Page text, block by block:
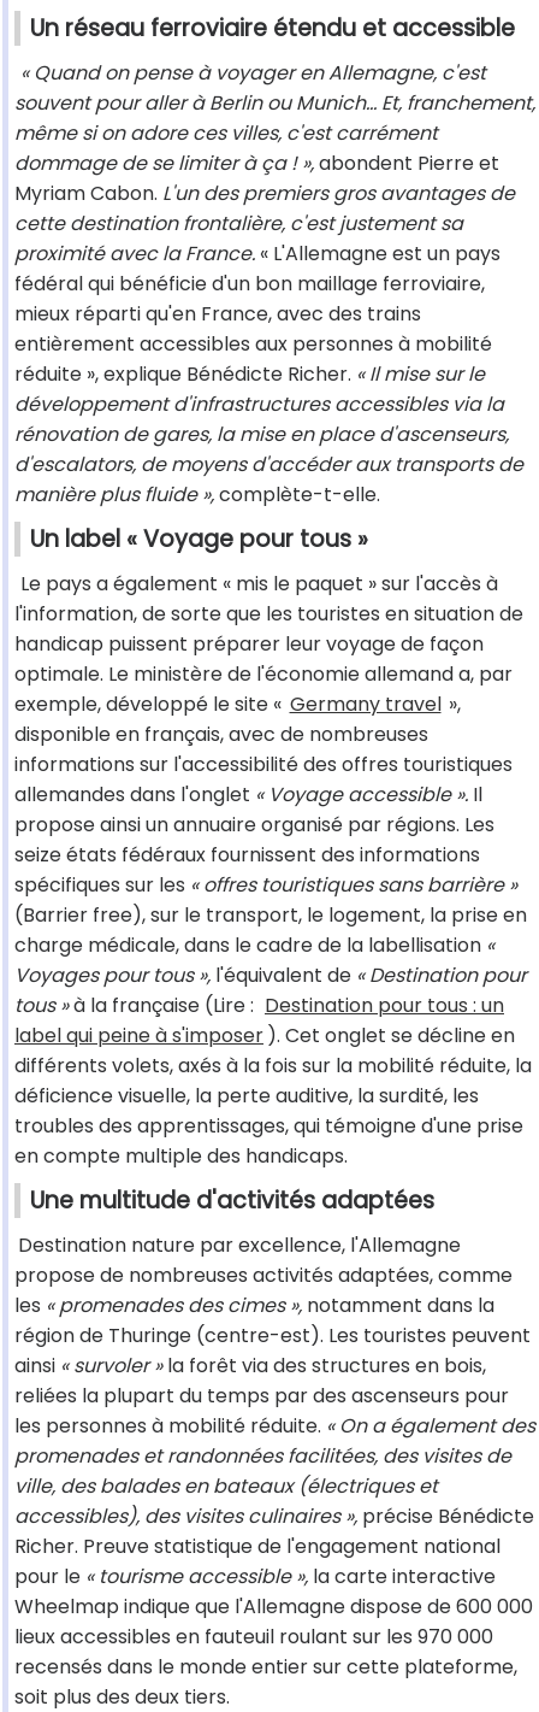
Un réseau ferroviaire étendu et accessible
« Quand on pense à voyager en Allemagne, c'est
souvent pour aller à Berlin ou Munich… Et, franchement,
même si on adore ces villes, c'est carrément
dommage de se limiter à ça ! »,abondent Pierre et
Myriam Cabon. L'un des premiers gros avantages de
cette destination frontalière, c'est justement sa
proximité avec la France. « L'Allemagne est un pays
fédéral qui bénéficie d'un bon maillage ferroviaire,
mieux réparti qu'en France, avec des trains
entièrement accessibles aux personnes à mobilité
réduite », explique Bénédicte Richer. « Il mise sur le
développement d'infrastructures accessibles via la
rénovation de gares, la mise en place d'ascenseurs,
d'escalators, de moyens d'accéder aux transports de
manière plus fluide »,complète-t-elle.
Un label « Voyage pour tous »
Le pays a également « mis le paquet » sur l'accès à
l'information, de sorte que les touristes en situation de
handicap puissent préparer leur voyage de façon
optimale. Le ministère de l'économie allemand a, par
exemple, développé le site « Germany travel »,
disponible en français, avec de nombreuses
informations sur l'accessibilité des offres touristiques
allemandes dans l'onglet « Voyage accessible ». Il
propose ainsi un annuaire organisé par régions. Les
seize états fédéraux fournissent des informations
spécifiques sur les « offres touristiques sans barrière »
(Barrier free), sur le transport, le logement, la prise en
charge médicale, dans le cadre de la labellisation «
Voyages pour tous », l'équivalent de « Destination pour
tous »à la française (Lire : Destination pour tous : un
label qui peine à s'imposer ). Cet onglet se décline en
différents volets, axés à la fois sur la mobilité réduite, la
déficience visuelle, la perte auditive, la surdité, les
troubles des apprentissages, qui témoigne d'une prise
en compte multiple des handicaps.
Une multitude d'activités adaptées
Destination nature par excellence, l'Allemagne
propose de nombreuses activités adaptées, comme
les « promenades des cimes », notamment dans la
région de Thuringe (centre-est). Les touristes peuvent
ainsi « survoler »la forêt via des structures en bois,
reliées la plupart du temps par des ascenseurs pour
les personnes à mobilité réduite. « On a également des
promenades et randonnées facilitées, des visites de
ville, des balades en bateaux (électriques et
accessibles), des visites culinaires », précise Bénédicte
Richer. Preuve statistique de l'engagement national
pour le « tourisme accessible », la carte interactive
Wheelmap indique que l'Allemagne dispose de 600 000
lieux accessibles en fauteuil roulant sur les 970 000
recensés dans le monde entier sur cette plateforme,
soit plus des deux tiers.